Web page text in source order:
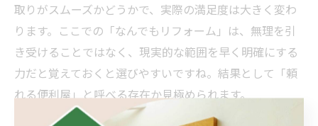
取りがスムーズかどうかで、実際の満足度は大きく変わ
ります。ここでの「なんでもリフォーム」は、無理を引
き受けることではなく、現実的な範囲を早く明確にする
力だと覚えておくと選びやすいですね。結果として「頼
れる便利屋」と呼べる存在か見極められます。